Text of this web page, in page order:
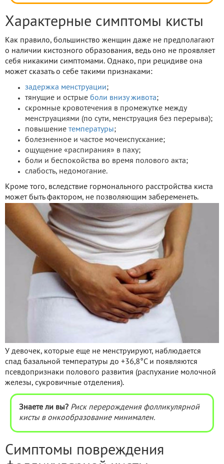
Характерные симптомы кисты
Как правило, большинство женщин даже не предполагают
о наличии кистозного образования, ведь оно не проявляет
себя никакими симптомами. Однако, при рецидиве она
может сказать о себе такими признаками:
задержка менструации;
тянущие и острые боли внизу живота;
скромные кровотечения в промежутке между
менструациями (по сути, менструация без перерыва);
повышение температуры;
болезненное и частое мочеиспускание;
ощущение «распирания» в паху;
боли и беспокойства во время полового акта;
слабость, недомогание.
Кроме того, вследствие гормонального расстройства киста
может быть фактором, не позволяющим забеременеть.
У девочек, которые еще не менструируют, наблюдается
спад базальной температуры до +36,8°C и появляются
псевдопризнаки полового развития (распухание молочной
железы, сукровичные отделения).
Знаете ли вы? Риск перерождения фолликулярной
кисты в онкообразование минимален.
Симптомы повреждения